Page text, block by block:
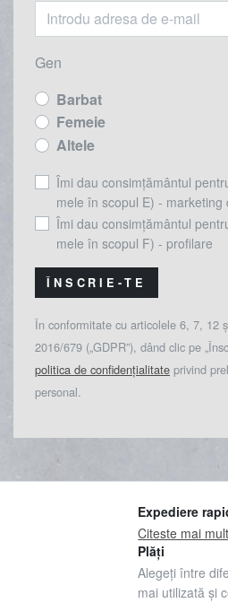
Gen
Barbat
Femeie
Altele
Îmi dau consimțământul
mele în scopul E) - marketing
Îmi dau consimțământul
mele în scopul F) - profilare
ÎNSCRIE-TE
În conformitate cu articolele 6, 7, 12
2016/679 („GDPR”), dând clic pe
politica de confidențialitate privind
personal.
Expediere
Citeste mai mult
Plăți
Alegeți între
mai utilizată și